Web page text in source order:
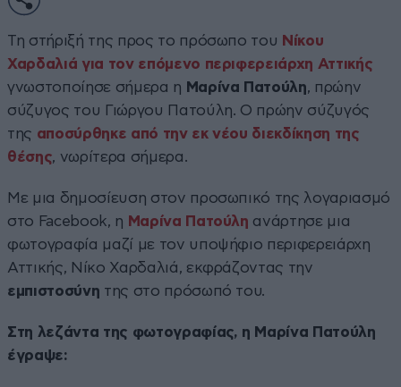
Τη στήριξή της προς το πρόσωπο του Νίκου
Χαρδαλιά για τον επόμενο περιφερειάρχη Αττικής
γνωστοποίησε σήμερα η Μαρίνα Πατούλη, πρώην
σύζυγος του Γιώργου Πατούλη. Ο πρώην σύζυγός
της αποσύρθηκε από την εκ νέου διεκδίκηση της
θέσης, νωρίτερα σήμερα.
Με μια δημοσίευση στον προσωπικό της λογαριασμό
στο Facebook, η Μαρίνα Πατούλη ανάρτησε μια
φωτογραφία μαζί με τον υποψήφιο περιφερειάρχη
Αττικής, Νίκο Χαρδαλιά, εκφράζοντας την
εμπιστοσύνη της στο πρόσωπό του.
Στη λεζάντα της φωτογραφίας, η Μαρίνα Πατούλη
έγραψε: